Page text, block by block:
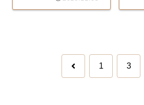
前 1 3